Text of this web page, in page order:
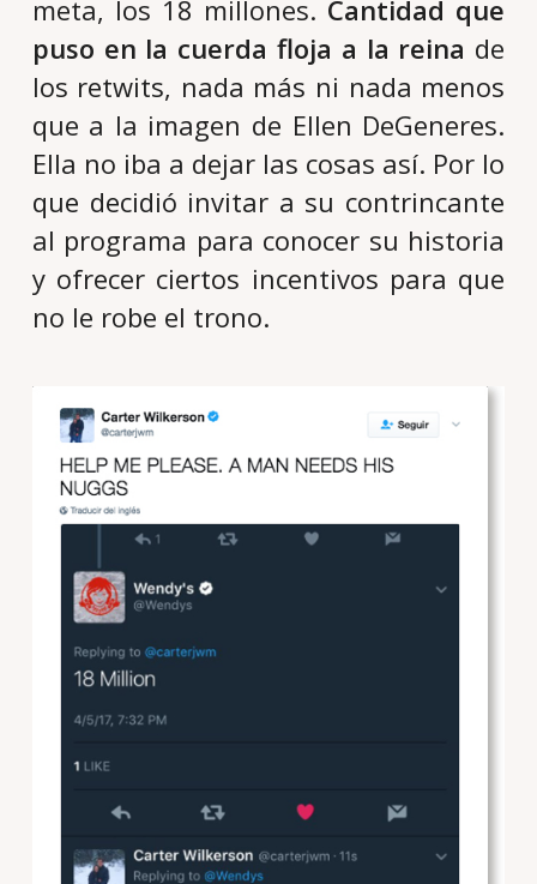
meta, los 18 millones. Cantidad que
puso en la cuerda floja a la reina de
los retwits, nada más ni nada menos
que a la imagen de Ellen DeGeneres.
Ella no iba a dejar las cosas así. Por lo
que decidió invitar a su contrincante
al programa para conocer su historia
y ofrecer ciertos incentivos para que
no le robe el trono.